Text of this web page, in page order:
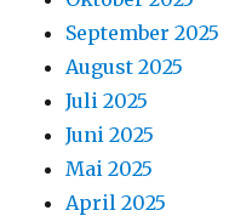
September 2025
August 2025
Juli 2025
Juni 2025
Mai 2025
April 2025